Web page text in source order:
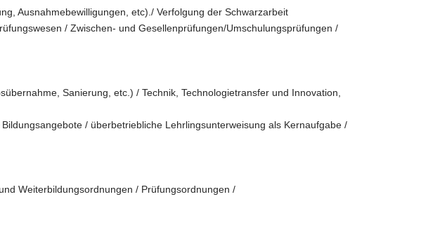
Ausnahmebewilligungen, etc)./ Verfolgung der Schwarzarbeit
/ Zwischen- und Gesellenprüfungen/Umschulungsprüfungen /
Sanierung, etc.) / Technik, Technologietransfer und Innovation,
/ überbetriebliche Lehrlingsunterweisung als Kernaufgabe /
Weiterbildungsordnungen / Prüfungsordnungen /